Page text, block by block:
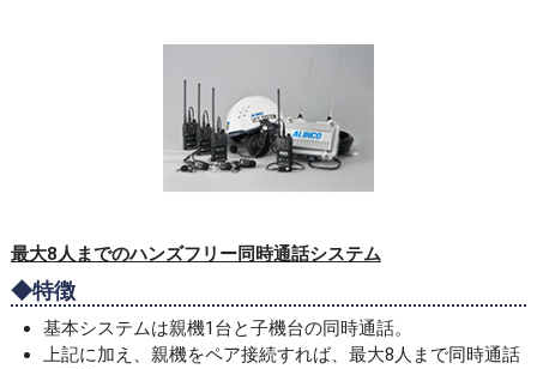
最大8人までのハンズフリー同時通話システム
◆特徴
基本システムは親機1台と子機台の同時通話。
上記に加え、親機をペア接続すれば、最大8人まで同時通話